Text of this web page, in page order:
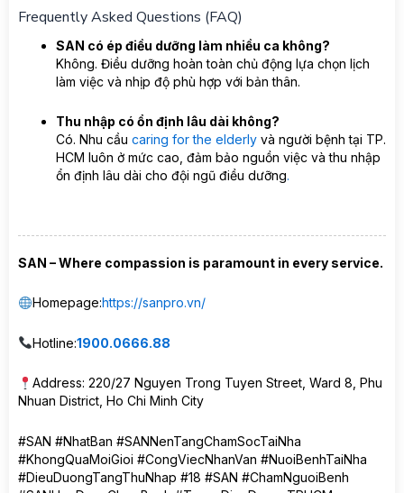
Frequently Asked Questions (FAQ)
SAN có ép điều dưỡng làm nhiều ca không?
Không. Điều dưỡng hoàn toàn chủ động lựa chọn lịch
làm việc và nhịp độ phù hợp với bản thân.
Thu nhập có ổn định lâu dài không?
Có. Nhu cầu caring for the elderly và người bệnh tại TP.
HCM luôn ở mức cao, đảm bảo nguồn việc và thu nhập
ổn định lâu dài cho đội ngũ điều dưỡng.
SAN – Where compassion is paramount in every service.
Homepage:https://sanpro.vn/
Hotline:1900.0666.88
Address: 220/27 Nguyen Trong Tuyen Street, Ward 8, Phu
Nhuan District, Ho Chi Minh City
#SAN #NhatBan #SANNenTangChamSocTaiNha
#KhongQuaMoiGioi #CongViecNhanVan #NuoiBenhTaiNha
#DieuDuongTangThuNhap #18 #SAN #ChamNguoiBenh